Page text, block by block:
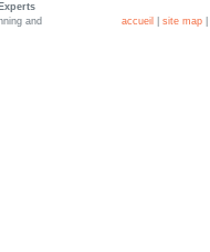
and
accueil site map